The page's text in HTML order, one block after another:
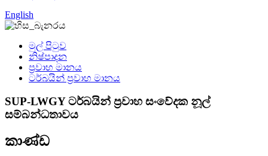
English
මුල් පිටුව
නිෂ්පාදන
ප්‍රවාහ මානය
ටර්බයින් ප්‍රවාහ මානය
SUP-LWGY ටර්බයින් ප්‍රවාහ සංවේදක නූල්
සම්බන්ධතාවය
කාණ්ඩ